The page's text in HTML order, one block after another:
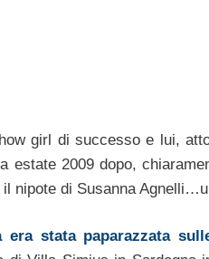
girl di successo e lui,
estate 2009 dopo,
il nipote di Susanna
stata paparazzata